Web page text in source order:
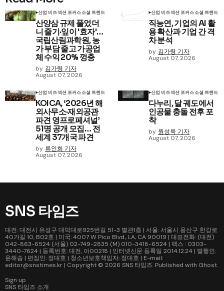
산업 비즈섹션 포커스소셜 트렌드
산양삼 규제 풀었더
니 줄기·잎이 '효자'…
국립산림과학원, 농
가 부담 줄고 가공업
체 수익 20% 껑충
by 김가령 기자
August 07, 2026
산업 비즈섹션 포커스소셜 트렌드
직능연, 기업의 AI 활
용 확산과 기업 간 격
차 분석
by 김가령 기자
August 07, 2026
산업 비즈섹션 포커스소셜 트렌드
KOICA, ‘2026년 해
외사무소·재외공관
파견 영프로페셔널’
51명 공개 모집… 전
세계 37개국 파견
by 류인희 기자
August 07, 2026
산업 비즈섹션 포커스소셜 트렌드
다누리, 달 궤도에서
인공물 충돌 전후 포
착
by 원성욱 기자
August 07, 2026
SNS 타임즈
대전: 대전시 유성구 대덕대로925번길 51-3 별관1층 | 서울: 서울시 용산구 한강로
40가길 10, B02호 | 미국: 4007 W Pico Blvd., LA, CA 90019 | 대표전화: (대전)
042-863-6524 (서울) 02-749-2835 (M) 010-3418-6524 | 팩스 : 0303-
3440-7624 | 등록번호: 대전, 아00218 | 인터넷신문 등록일 2014.12.24 | 발행인:
윤해솜 | 편집인: 정대호 | 청소년보호책임자: 정대호 | E-mail:
editor@snstimes.kr | Copyright © 2026 SNS 타임즈. Published with Ghost.
Sign up
SNS 타임즈 소개